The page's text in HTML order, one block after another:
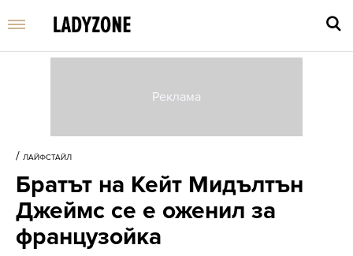
/ ЛАЙФСТАЙЛ
Братът на Кейт Мидълтън
Джеймс се е оженил за
французойка